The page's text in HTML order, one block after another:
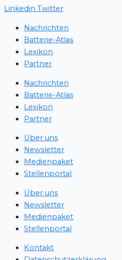
Linkedin Twitter
Nachrichten
Batterie-Atlas
Lexikon
Partner
Nachrichten
Batterie-Atlas
Lexikon
Partner
Über uns
Newsletter
Medienpaket
Stellenportal
Über uns
Newsletter
Medienpaket
Stellenportal
Kontakt